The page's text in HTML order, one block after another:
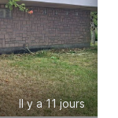
Il y a 11 jours